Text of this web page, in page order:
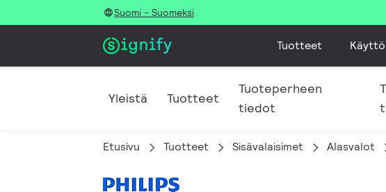
Suomi - Suomeksi
Tuotteet
Yleistä Tuotteet
Tuoteperheen
tiedot
Etusivu Tuotteet Sisävalaisimet Alasvalot